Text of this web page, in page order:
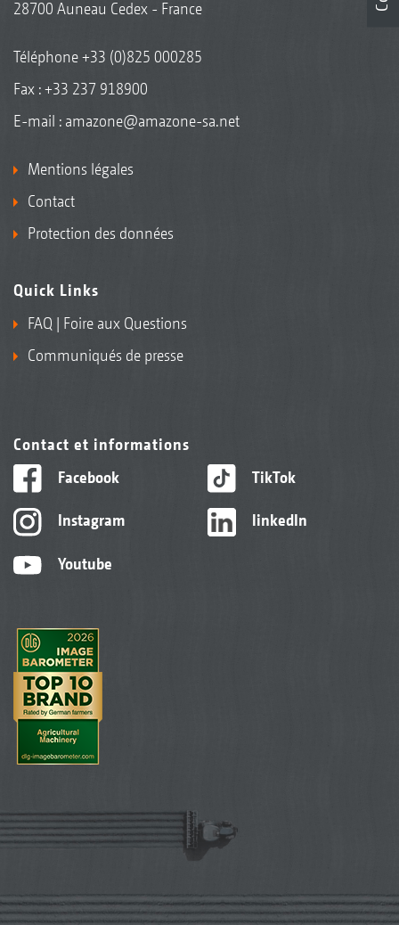
28700 Auneau Cedex - France
Téléphone+33 (0)825 000285
Fax : +33 237 918900
E-mail : amazone@amazone-sa.net
Mentions légales
Contact
Protection des données
Quick Links
FAQ | Foire aux Questions
Communiqués de presse
Contact et informations
Facebook
Instagram
Youtube
TikTok
linkedIn